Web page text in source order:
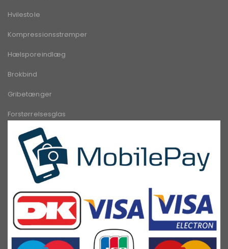
Hvilestole
Kompressionsstrømper
Hælsporeindlæg
Brokbind
Gribetænger
Forstørrelsesglas